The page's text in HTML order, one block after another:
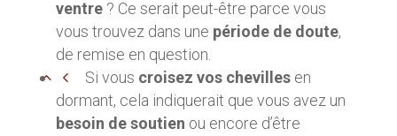
ventre? Ce serait peut-être parce vous
vous trouvez dans une période de doute,
de remise en question.
Si vous croisez vos chevilles en
dormant, cela indiquerait que vous avez un
besoin de soutien ou encore d’être